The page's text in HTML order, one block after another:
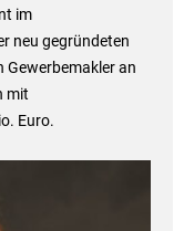
im
neu gegründeten
Gewerbemakler an
mit
Euro.